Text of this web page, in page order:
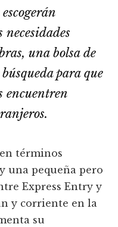
necesidades
una bolsa de
para que
encuentren
términos
una pequeña pero
Express Entry y
y corriente en la
su